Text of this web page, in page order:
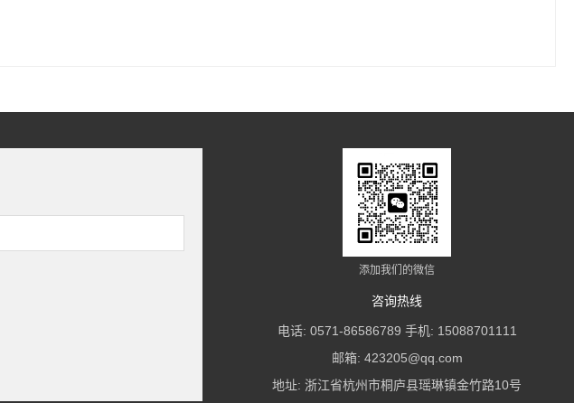
添加我们的微信
咨询热线
电话: 0571-86586789 手机: 15088701111
邮箱: 423205@qq.com
地址: 浙江省杭州市桐庐县瑶琳镇金竹路10号